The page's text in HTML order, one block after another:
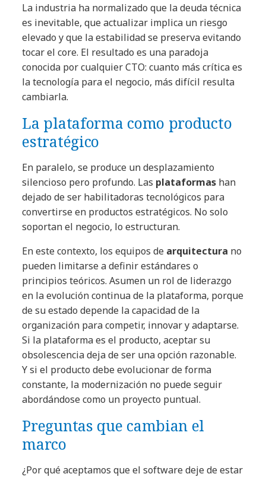
La industria ha normalizado que la deuda técnica
es inevitable, que actualizar implica un riesgo
elevado y que la estabilidad se preserva evitando
tocar el core. El resultado es una paradoja
conocida por cualquier CTO: cuanto más crítica es
la tecnología para el negocio, más difícil resulta
cambiarla.
La plataforma como producto
estratégico
En paralelo, se produce un desplazamiento
silencioso pero profundo. Las plataformas han
dejado de ser habilitadoras tecnológicos para
convertirse en productos estratégicos. No solo
soportan el negocio, lo estructuran.
En este contexto, los equipos de arquitectura no
pueden limitarse a definir estándares o
principios teóricos. Asumen un rol de liderazgo
en la evolución continua de la plataforma, porque
de su estado depende la capacidad de la
organización para competir, innovar y adaptarse.
Si la plataforma es el producto, aceptar su
obsolescencia deja de ser una opción razonable.
Y si el producto debe evolucionar de forma
constante, la modernización no puede seguir
abordándose como un proyecto puntual.
Preguntas que cambian el
marco
¿Por qué aceptamos que el software deje de estar